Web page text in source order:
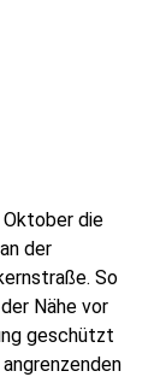
die
der
So
Nähe vor
geschützt